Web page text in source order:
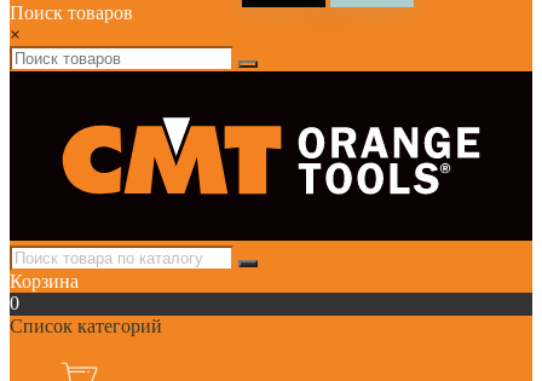
Поиск товаров
×
Корзина
0
Список категорий